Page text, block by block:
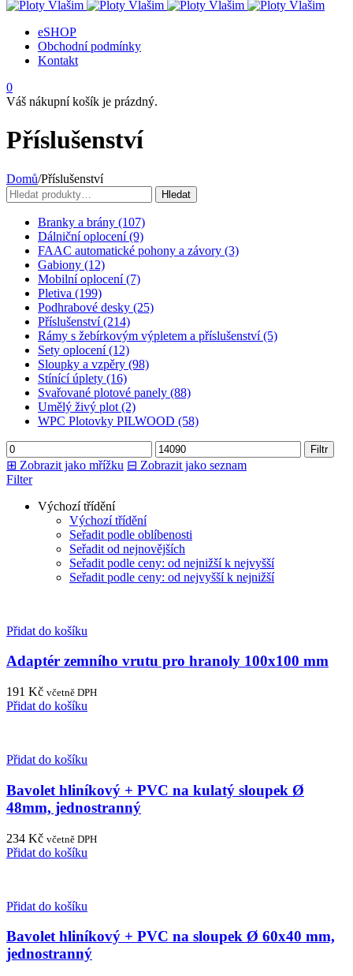
eSHOP
Obchodní podmínky
Kontakt
0
Váš nákupní košík je prázdný.
Příslušenství
Domů/Příslušenství
Hledat:
Hledat
Branky a brány (107)
Dálniční oplocení (9)
FAAC automatické pohony a závory (3)
Gabiony (12)
Mobilní oplocení (7)
Pletiva (199)
Podhrabové desky (25)
Příslušenství (214)
Rámy s žebírkovým výpletem a příslušenství (5)
Sety oplocení (12)
Sloupky a vzpěry (98)
Stínící úplety (16)
Svařované plotové panely (88)
Umělý živý plot (2)
WPC Plotovky PILWOOD (58)
Minimální
cena
Maximální
cena
Filtr
⊞ Zobrazit jako mřížku ⊟ Zobrazit jako seznam
Filter
Výchozí třídění
Výchozí třídění
Seřadit podle oblíbenosti
Seřadit od nejnovějších
Seřadit podle ceny: od nejnižší k nejvyšší
Seřadit podle ceny: od nejvyšší k nejnižší
Přidat do košíku
Adaptér zemního vrutu pro hranoly 100x100 mm
191 Kč včetně DPH
Přidat do košíku
Přidat do košíku
Bavolet hliníkový + PVC na kulatý sloupek Ø
48mm, jednostranný
234 Kč včetně DPH
Přidat do košíku
Přidat do košíku
Bavolet hliníkový + PVC na sloupek Ø 60x40 mm,
jednostranný